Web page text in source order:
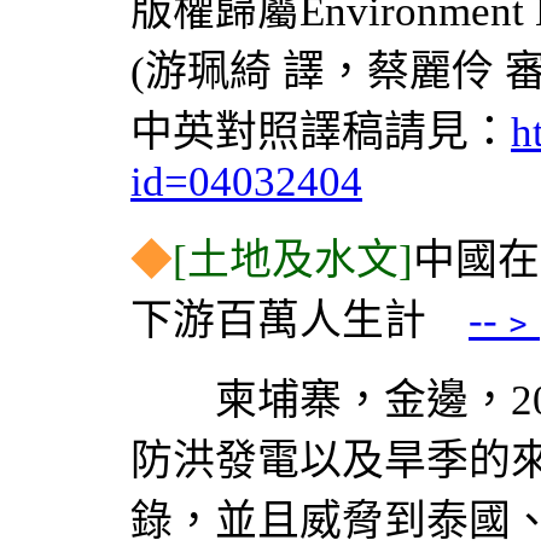
版權歸屬Environment
(游珮綺 譯，蔡麗伶
中英對照譯稿請見：
id=04032404
◆[土地及水文]中國
下游百萬人生計
--﹥
柬埔寨，金邊，
防洪發電以及旱季的
錄，並且威脅到泰國